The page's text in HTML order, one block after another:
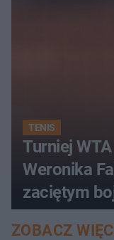
TENIS
Turniej
Weronika
zaciętym
ZOBACZ